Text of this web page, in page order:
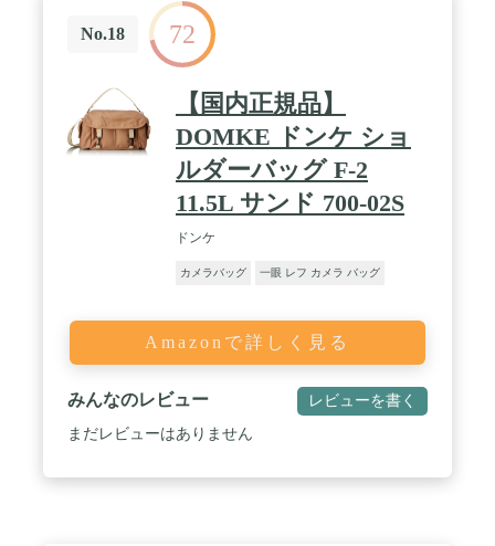
No.18 72
【国内正規品】
DOMKE ドンケ ショ
ルダーバッグ F-2
11.5L サンド 700-02S
ドンケ
カメラバッグ 一眼 レフ カメラ バッグ
Amazonで詳しく見る
みんなのレビュー レビューを書く
まだレビューはありません